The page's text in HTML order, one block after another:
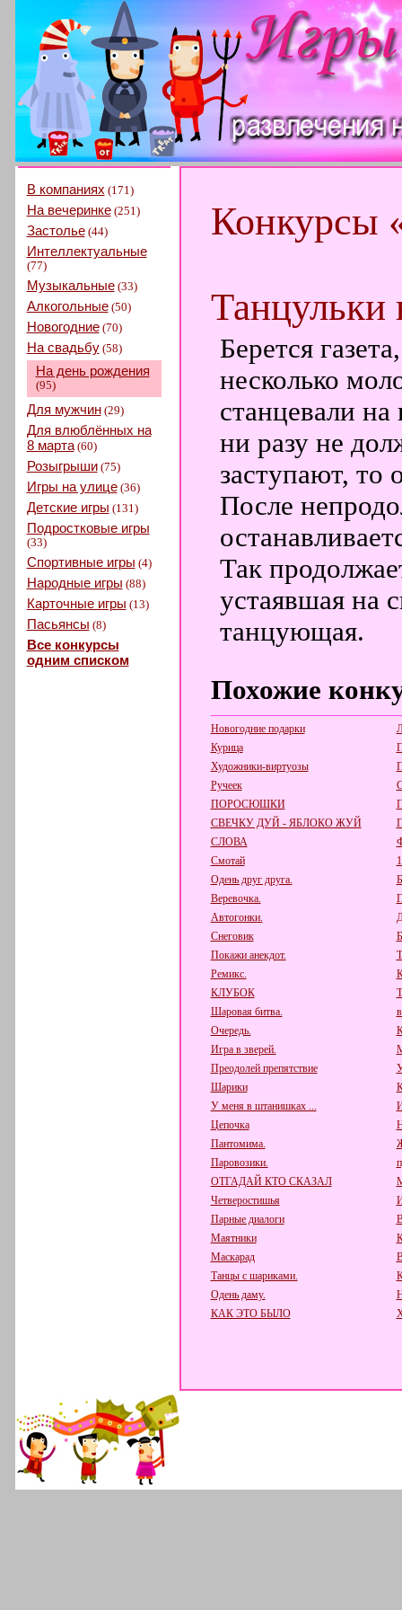
В компаниях (171)
На вечеринке(251)
Застолье(44)
Интеллектуальные
(77)
Музыкальные(33)
Алкогольные(50)
Новогодние(70)
На свадьбу(58)
На день рождения
(95)
Для мужчин(29)
Для влюблённых на
8 марта(60)
Розыгрыши(75)
Игры на улице(36)
Детские игры (131)
Подростковые игры
(33)
Спортивные игры (4)
Народные игры (88)
Карточные игры (13)
Пасьянсы (8)
Все конкурсы
одним списком
Конкурсы
Танцульки
Берется
несколько
станцевали
ни разу не
заступают, то
После
Так
устаявшая на
танцующая.
Похожие
Новогодние подарки
Курица
Художники-виртуозы
Ручеек
ПОРОСЮШКИ
СВЕЧКУ ДУЙ - ЯБЛОКО ЖУЙ
СЛОВА
Смотай
Одень друг друга.
Веревочка.
Автогонки.
Снеговик
Покажи анекдот.
Ремикс.
КЛУБОК
Шаровая битва.
Очередь.
Игра в зверей.
Преодолей препятствие
Шарики
У меня в штанишках ...
Цепочка
Пантомима.
Паровозики.
ОТГАДАЙ КТО СКАЗАЛ
Четверостишья
Парные диалоги
Маятники
Маскарад
Танцы с шариками.
Одень даму.
КАК ЭТО БЫЛО